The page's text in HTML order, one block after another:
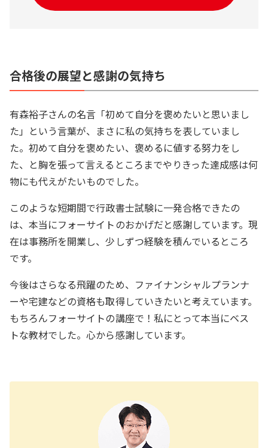
合格後の展望と感謝の気持ち
有森裕子さんの名言「初めて自分を褒めたいと思いまし
た」という言葉が、まさに私の気持ちを表していまし
た。初めて自分を褒めたい、褒めるに値する努力をし
た、と胸を張って言えるところまでやりきった達成感は何
物にも代えがたいものでした。
このような短期間で行政書士試験に一発合格できたの
は、本当にフォーサイトのおかげだと感謝しています。現
在は事務所を開業し、少しずつ経験を積んでいるところ
です。
今後はさらなる飛躍のため、ファイナンシャルプランナ
ーや宅建などの資格も取得していきたいと考えています。
もちろんフォーサイトの講座で！私にとって本当にベス
トな教材でした。心から感謝しています。